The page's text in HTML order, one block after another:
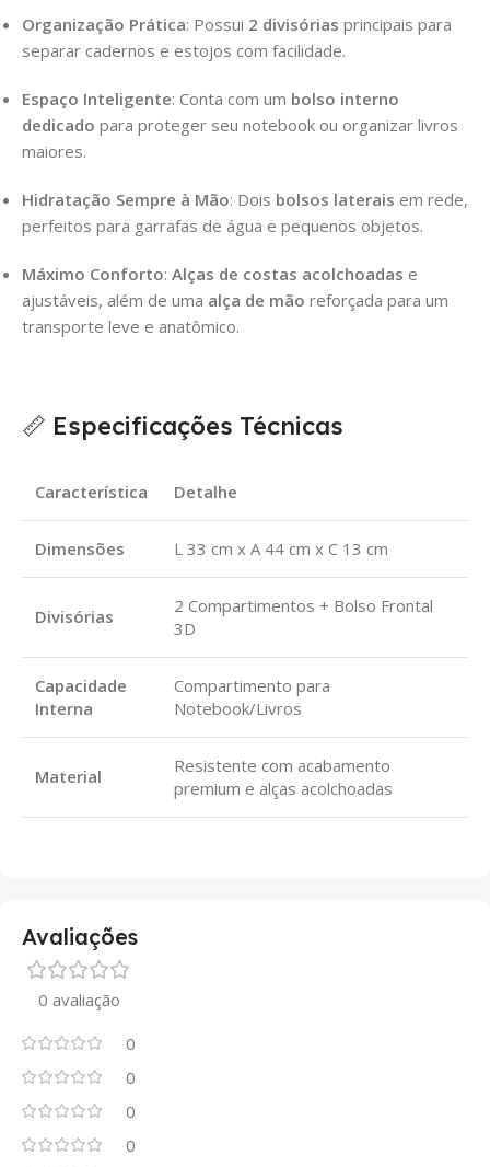
Organização Prática: Possui 2 divisórias principais para
separar cadernos e estojos com facilidade.
Espaço Inteligente: Conta com um bolso interno
dedicado para proteger seu notebook ou organizar livros
maiores.
Hidratação Sempre à Mão: Dois bolsos laterais em rede,
perfeitos para garrafas de água e pequenos objetos.
Máximo Conforto: Alças de costas acolchoadas e
ajustáveis, além de uma alça de mão reforçada para um
transporte leve e anatômico.
📏 Especificações Técnicas
Característica Detalhe
Dimensões L 33 cm x A 44 cm x C 13 cm
Divisórias
2 Compartimentos + Bolso Frontal
3D
Capacidade
Interna
Compartimento para
Notebook/Livros
Material
Resistente com acabamento
premium e alças acolchoadas
Avaliações
0 avaliação
0
0
0
0